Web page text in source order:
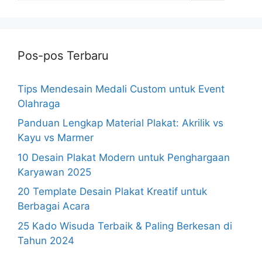
Pos-pos Terbaru
Tips Mendesain Medali Custom untuk Event
Olahraga
Panduan Lengkap Material Plakat: Akrilik vs
Kayu vs Marmer
10 Desain Plakat Modern untuk Penghargaan
Karyawan 2025
20 Template Desain Plakat Kreatif untuk
Berbagai Acara
25 Kado Wisuda Terbaik & Paling Berkesan di
Tahun 2024